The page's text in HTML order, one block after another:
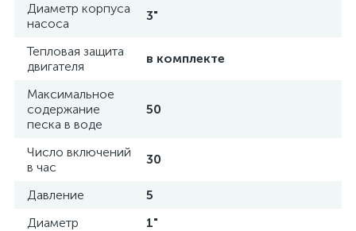
Диаметр корпуса
насоса
3"
Тепловая защита
двигателя
в комплекте
Максимальное
содержание
песка в воде
50
Число включений
в час
30
Давление
5
Диаметр
1"